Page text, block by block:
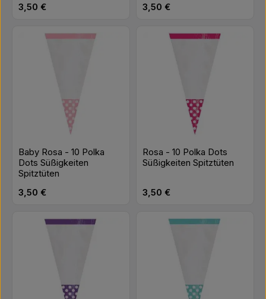
Regulärer Preis:
3,50 € Regulärer Preis:
3,50 €
Baby Rosa - 10 Polka
Dots Süßigkeiten
Spitztüten
Regulärer Preis:
3,50 €
Rosa - 10 Polka Dots
Süßigkeiten Spitztüten
Regulärer Preis:
3,50 €